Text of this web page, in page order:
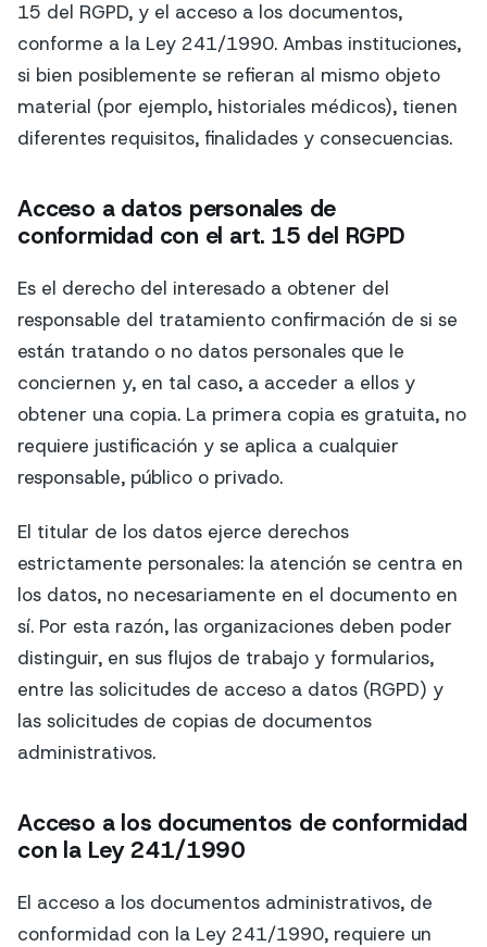
15 del RGPD, y el acceso a los documentos,
conforme a la Ley 241/1990. Ambas instituciones,
si bien posiblemente se refieran al mismo objeto
material (por ejemplo, historiales médicos), tienen
diferentes requisitos, finalidades y consecuencias.
Acceso a datos personales de
conformidad con el art. 15 del RGPD
Es el derecho del interesado a obtener del
responsable del tratamiento confirmación de si se
están tratando o no datos personales que le
conciernen y, en tal caso, a acceder a ellos y
obtener una copia. La primera copia es gratuita, no
requiere justificación y se aplica a cualquier
responsable, público o privado.
El titular de los datos ejerce derechos
estrictamente personales: la atención se centra en
los datos, no necesariamente en el documento en
sí. Por esta razón, las organizaciones deben poder
distinguir, en sus flujos de trabajo y formularios,
entre las solicitudes de acceso a datos (RGPD) y
las solicitudes de copias de documentos
administrativos.
Acceso a los documentos de conformidad
con la Ley 241/1990
El acceso a los documentos administrativos, de
conformidad con la Ley 241/1990, requiere un